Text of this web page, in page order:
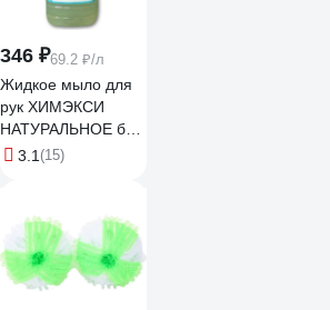
346 ₽69.2 ₽/л
Жидкое мыло для
рук ХИМЭКСИ
НАТУРАЛЬНОЕ без
цвета и запаха 5 л
3.1 (15)